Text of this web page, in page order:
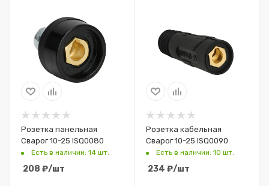
Розетка панельная
Сварог 10-25 ISQ0080
Есть в наличии: 14 шт.
208 ₽/шт
Розетка кабельная
Сварог 10-25 ISQ0090
Есть в наличии: 10 шт.
234 ₽/шт